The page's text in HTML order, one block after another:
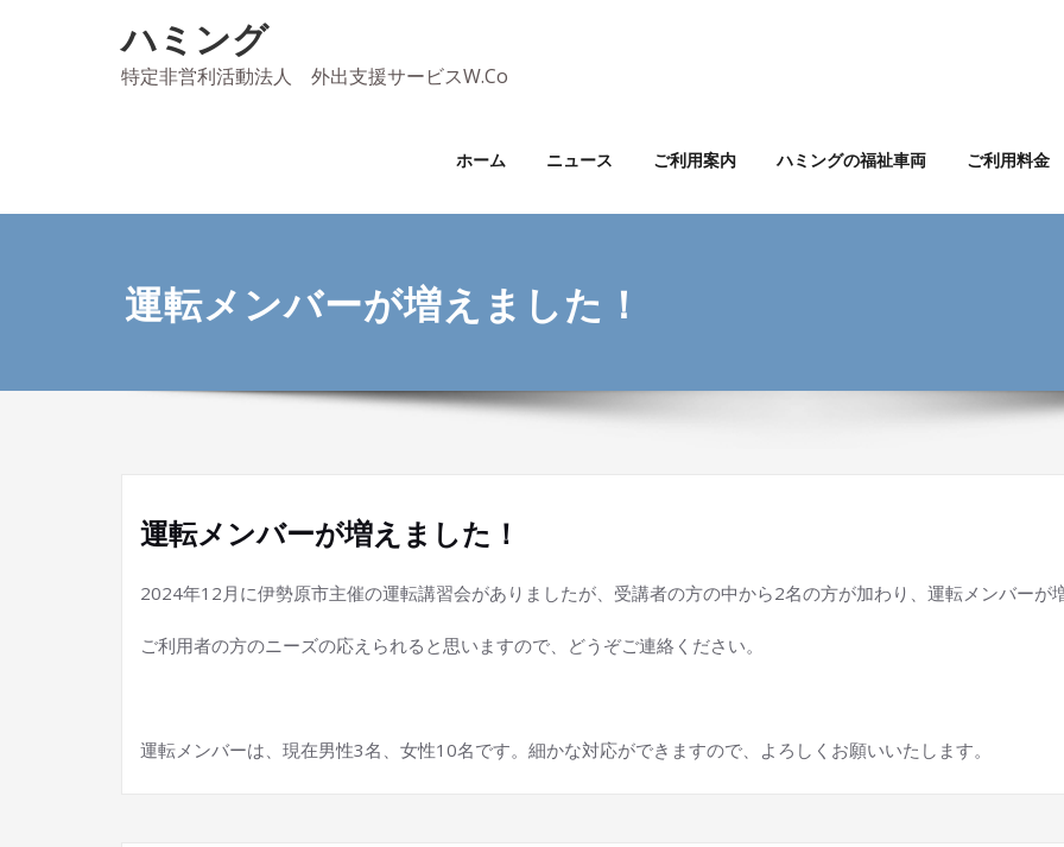
ハミング
特定非営利活動法人 外出支援サービスW.Co
ホーム ニュース ご利用案内 ハミングの福祉車両 ご利用料金
運転メンバーが増えました！
運転メンバーが増えました！
2024年12月に伊勢原市主催の運転講習会がありましたが、受講者の方の中から2名の方が加わり、運転メンバーが
ご利用者の方のニーズの応えられると思いますので、どうぞご連絡ください。
運転メンバーは、現在男性3名、女性10名です。細かな対応ができますので、よろしくお願いいたします。